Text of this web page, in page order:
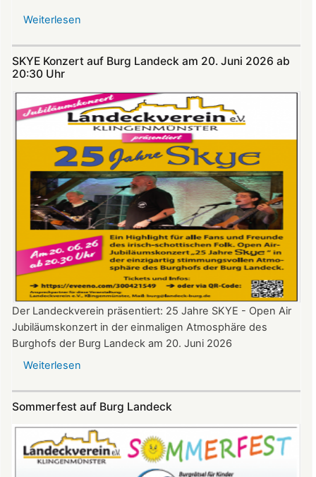
Weiterlesen
Theatersommer
Burg
Landeck
SKYE Konzert auf Burg Landeck am 20. Juni 2026 ab
20:30 Uhr​​​​​​​​​​​​​​
Der Landeckverein präsentiert: 25 Jahre SKYE - Open Air
Jubiläumskonzert in der einmaligen Atmosphäre des
Burghofs der Burg Landeck am 20. Juni 2026
Weiterlesen
auf
Burg
Landeck
am
Sommerfest auf Burg Landeck